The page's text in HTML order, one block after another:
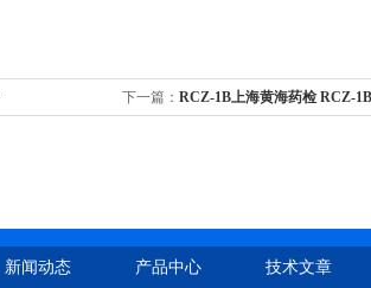
下一篇： RCZ-1B上海黄海药检 RCZ-
新闻动态 产品中心 技术文章